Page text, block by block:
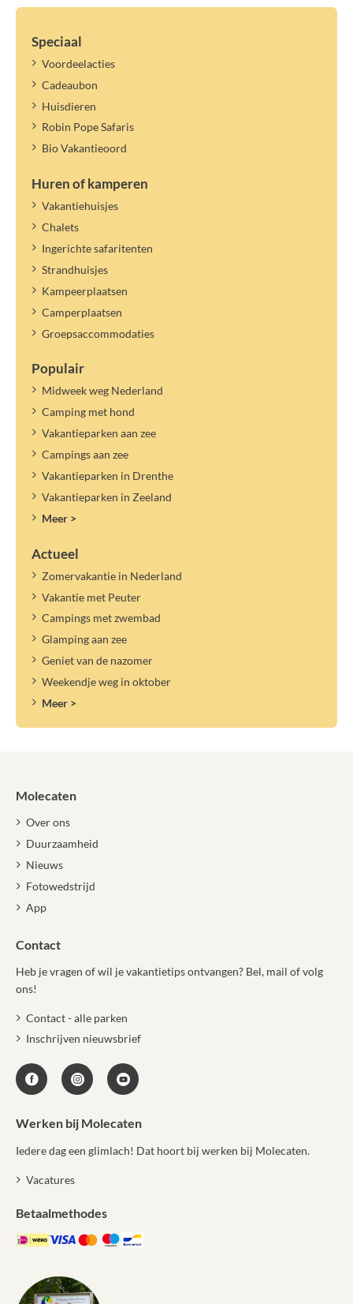
Speciaal
Voordeelacties
Cadeaubon
Huisdieren
Robin Pope Safaris
Bio Vakantieoord
Huren of kamperen
Vakantiehuisjes
Chalets
Ingerichte safaritenten
Strandhuisjes
Kampeerplaatsen
Camperplaatsen
Groepsaccommodaties
Populair
Midweek weg Nederland
Camping met hond
Vakantieparken aan zee
Campings aan zee
Vakantieparken in Drenthe
Vakantieparken in Zeeland
Meer >
Actueel
Zomervakantie in Nederland
Vakantie met Peuter
Campings met zwembad
Glamping aan zee
Geniet van de nazomer
Weekendje weg in oktober
Meer >
Molecaten
Over ons
Duurzaamheid
Nieuws
Fotowedstrijd
App
Contact
Heb je vragen of wil je vakantietips ontvangen? Bel, mail of volg
ons!
Contact - alle parken
Inschrijven nieuwsbrief
Werken bij Molecaten
Iedere dag een glimlach! Dat hoort bij werken bij Molecaten.
Vacatures
Betaalmethodes